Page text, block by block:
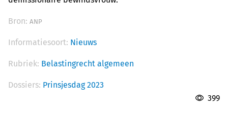
Bron: ANP
Informatiesoort: Nieuws
Rubriek: Belastingrecht algemeen
Dossiers: Prinsjesdag 2023
399